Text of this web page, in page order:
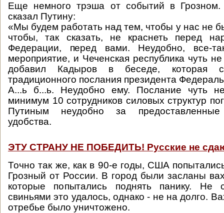
Еще немного трэша от событий в
сказал Путину:
«Мы будем работать над тем, чтобы у нас не
чтобы, так сказать, не краснеть перед
Федерации, перед вами. Неудобно, все-
мероприятие, и Чеченская республика чуть
добавил Кадыров в беседе, которая
традиционного послания президента
А...ь б...ь. Неудобно ему. Послание чуть
минимум 10 сотрудников силовых структур
Путиным неудобно за предоставленные
удобства.
ЭТУ СТРАНУ НЕ ПОБЕДИТЬ! Русские не
Точно так же, как в 90-е годы, США
Грозный от России. В город были засланы
которые попытались поднять панику. Не
свиньями это удалось, однако - не на долго.
отребье было уничтожено.